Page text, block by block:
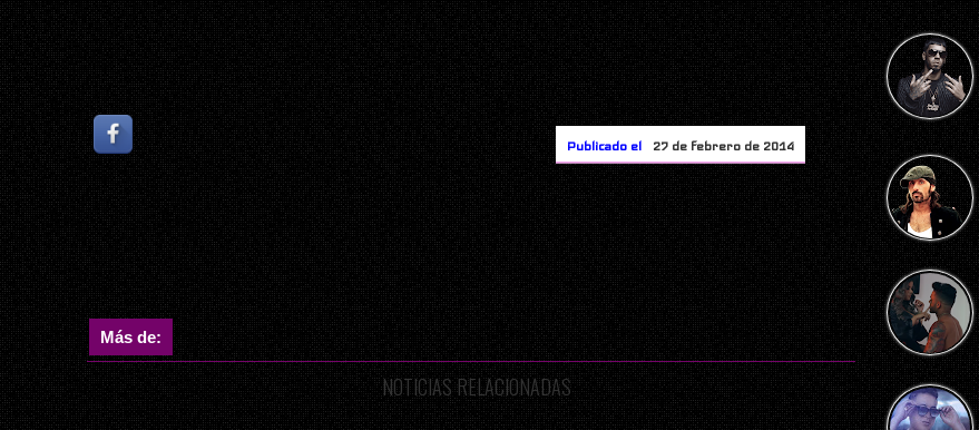
Publicado el 27 de febrero de 2014
Más de:
NOTICIAS RELACIONADAS